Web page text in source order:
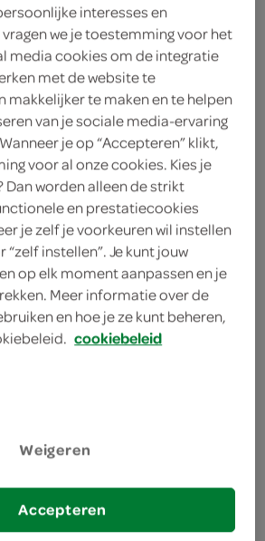
meer dan duizend
die in smaak
zeer
De vruchten zijn
, geel, oranje, rood of
Het rijpe
is zacht en sappig,
van kleur en vezelig
een zoete geur. De
houtig en afgeplat en
het vruchtvlees
interesses en
we je toestemming voor het
media cookies om de integratie
met de website te
makkelijker te maken en te helpen
van je sociale media-ervaring
je op “Accepteren” klikt,
voor al onze cookies. Kies je
Dan worden alleen de strikt
en prestatiecookies
je zelf je voorkeuren wil instellen
“zelf instellen”. Je kunt jouw
op elk moment aanpassen en je
Meer informatie over de
en hoe je ze kunt beheren,
cookiebeleid
Weigeren
Accepteren